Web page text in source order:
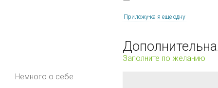
Приложу-ка я еще одну
Заполните по желанию
Немного о себе